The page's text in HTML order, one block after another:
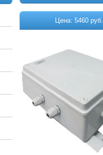
Цена: 5460 руб.